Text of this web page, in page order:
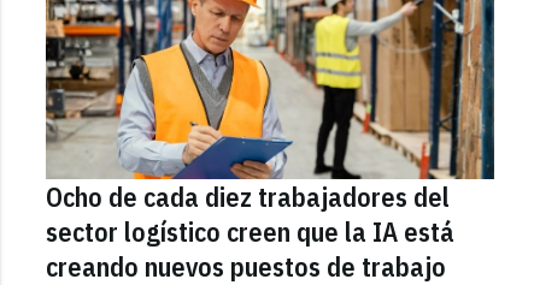
Ocho de cada diez trabajadores del
sector logístico creen que la IA está
creando nuevos puestos de trabajo